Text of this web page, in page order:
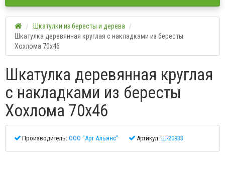
Шкатулки из бересты и дерева
Шкатулка деревянная круглая с накладками из бересты
Хохлома 70х46
Шкатулка деревянная круглая
с накладками из бересты
Хохлома 70х46
Производитель: ООО "Арт Альянс" Артикул: Ш-20933